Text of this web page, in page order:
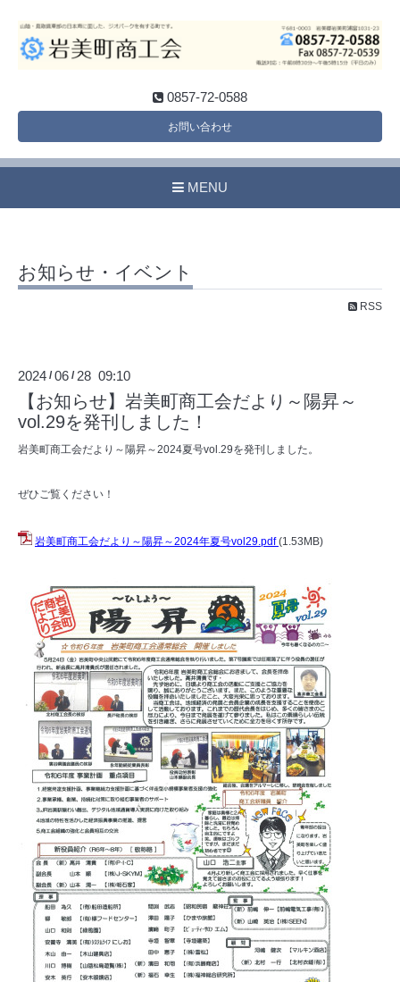
0857-72-0588
お問い合わせ
MENU
お知らせ・イベント
RSS
2024 /06 / 28 09:10
【お知らせ】岩美町商工会だより～陽昇～
vol.29を発刊しました！
岩美町商工会だより～陽昇～2024夏号vol.29を発刊しました。
ぜひご覧ください！
岩美町商工会だより～陽昇～2024年夏号vol29.pdf (1.53MB)